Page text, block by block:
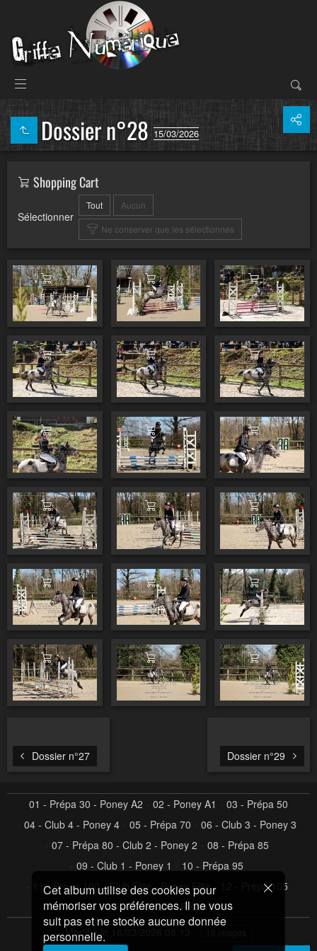
Dossier n°28 15/03/2026
Shopping Cart
Sélectionner
Tout
Aucun
Ne conserver que les sélectionnés
Ajouter au panier Ajouter au panier Ajouter au
Ajouter au panier Ajouter au panier Ajouter au
Ajouter au panier Ajouter au panier Ajouter au
Ajouter au panier Ajouter au panier Ajouter au
Ajouter au panier Ajouter au panier Ajouter au
Ajouter au panier Ajouter au panier Ajouter au
Dossier n°27 Dossier n°29
01 - Prépa 30 - Poney A2 02 - Poney A1
03 - Prépa 50
04 - Club 4 - Poney 4
05 - Prépa 70
06 - Club 3 - Poney 3
07 - Prépa 80 - Club 2 - Poney 2
08 - Prépa 85
09 - Club 1 - Poney 1
10 - Prépa 95
11 - Prépa 100 - Club Elite - Poney Elite
12 - Prépa 105
13 - As Poney 2D - Prépa 110
Modifié le
Cet album utilise des cookies pour
mémoriser vos préférences. Il ne vous
suit pas et ne stocke aucune donnée
personnelle.